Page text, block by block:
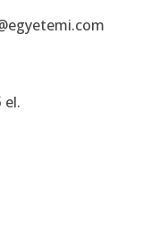
el.